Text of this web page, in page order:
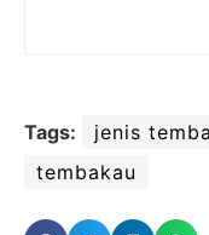
Tags: jenis
tembakau